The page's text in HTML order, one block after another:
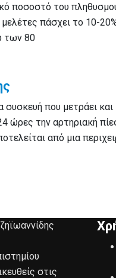
ποσοστό του
πάσχει το 10-
των 80
συσκευή που μετράει και
ώρες την αρτηριακή
από μια
στις